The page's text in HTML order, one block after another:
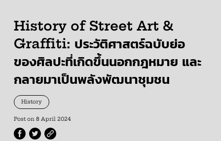
History of Street Art &
Graffiti: ประวัติศาสตร์ฉบับย่อ
ของศิลปะที่เกิดขึ้นนอกกฎหมาย และ
กลายมาเป็นพลังพัฒนาชุมชน
History
Post on 8 April 2024